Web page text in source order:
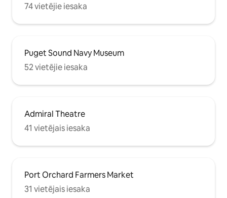
74 vietējie iesaka
Puget Sound Navy Museum
52 vietējie iesaka
Admiral Theatre
41 vietējais iesaka
Port Orchard Farmers Market
31 vietējais iesaka